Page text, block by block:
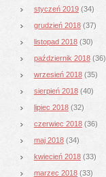
styczeń 2019 (34)
grudzień 2018 (37)
listopad 2018 (30)
październik 2018 (36)
wrzesień 2018 (35)
sierpień 2018 (40)
lipiec 2018 (32)
czerwiec 2018 (36)
maj 2018 (34)
kwiecień 2018 (33)
marzec 2018 (33)